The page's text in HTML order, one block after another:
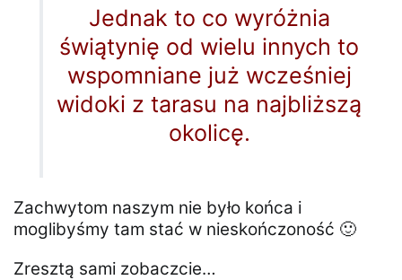
Jednak to co wyróżnia
świątynię od wielu innych to
wspomniane już wcześniej
widoki z tarasu na najbliższą
okolicę.
Zachwytom naszym nie było końca i
moglibyśmy tam stać w nieskończoność 🙂
Zresztą sami zobaczcie…